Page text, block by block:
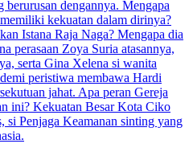
Balik
ini, tapi sebagai anak dari ahli